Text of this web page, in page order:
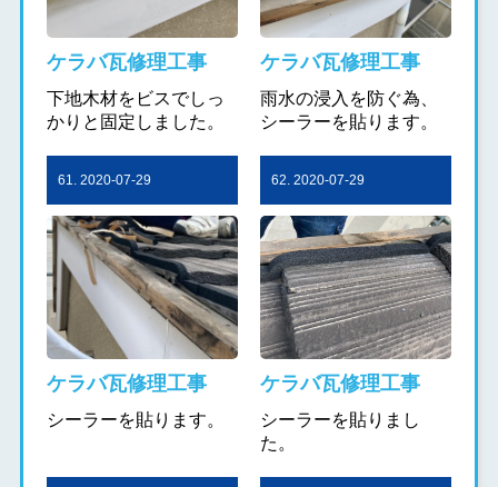
ケラバ瓦修理工事
下地木材をビスでしっ
かりと固定しました。
ケラバ瓦修理工事
雨水の浸入を防ぐ為、
シーラーを貼ります。
61. 2020-07-29
ケラバ瓦修理工事
シーラーを貼ります。
62. 2020-07-29
ケラバ瓦修理工事
シーラーを貼りまし
た。